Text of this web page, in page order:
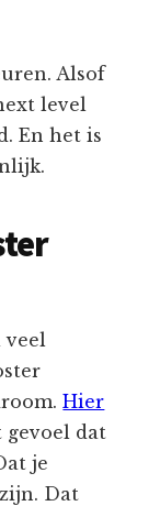
Alsof
level
En het is
veel
Hier
gevoel dat
je
Dat